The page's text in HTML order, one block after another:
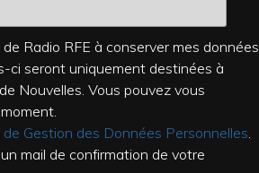
de Radio RFE à conserver mes données
ci seront uniquement destinées à
Nouvelles. Vous pouvez vous
Gestion des Données Personnelles.
mail de confirmation de votre